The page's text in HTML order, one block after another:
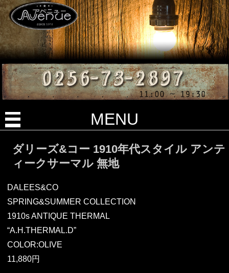
MENU
ダリーズ&コー 1910年代スタイル アンテ
ィークサーマル 無地
DALEES&CO
SPRING&SUMMER COLLECTION
1910s ANTIQUE THERMAL
“A.H.THERMAL.D”
COLOR:OLIVE
11,880円